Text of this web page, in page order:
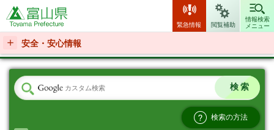
富山県
緊急情報 閲覧補助
情報検索
メニュー
安全・安心情報
検索の方法